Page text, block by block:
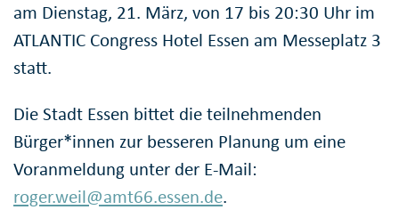
am Dienstag, 21. März, von 17 bis 20:30 Uhr im
ATLANTIC Congress Hotel Essen am Messeplatz 3
statt.
Die Stadt Essen bittet die teilnehmenden
Bürger*innen zur besseren Planung um eine
Voranmeldung unter der E-Mail:
roger.weil@amt66.essen.de.